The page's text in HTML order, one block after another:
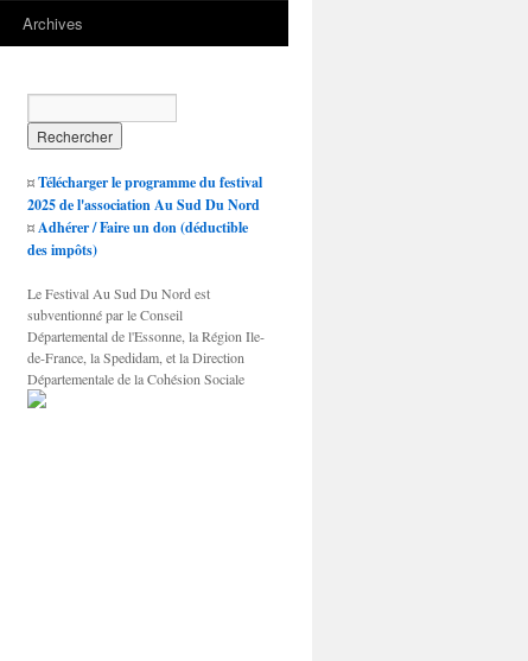
Archives
¤Télécharger le programme du festival
2025 de l'association Au Sud Du Nord
¤Adhérer / Faire un don (déductible
des impôts)
Le Festival Au Sud Du Nord est
subventionné par le Conseil
Départemental de l'Essonne, la Région Ile-
de-France, la Spedidam, et la Direction
Départementale de la Cohésion Sociale